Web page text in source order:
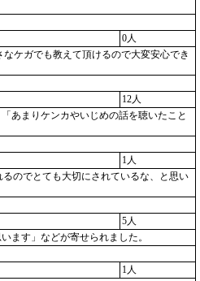
0人
ケガでも教えて頂けるので大変安心でき
12人
あまりケンカやいじめの話を聴いたこと
1人
のでとても大切にされているな、と思い
5人
ます」などが寄せられました。
1人